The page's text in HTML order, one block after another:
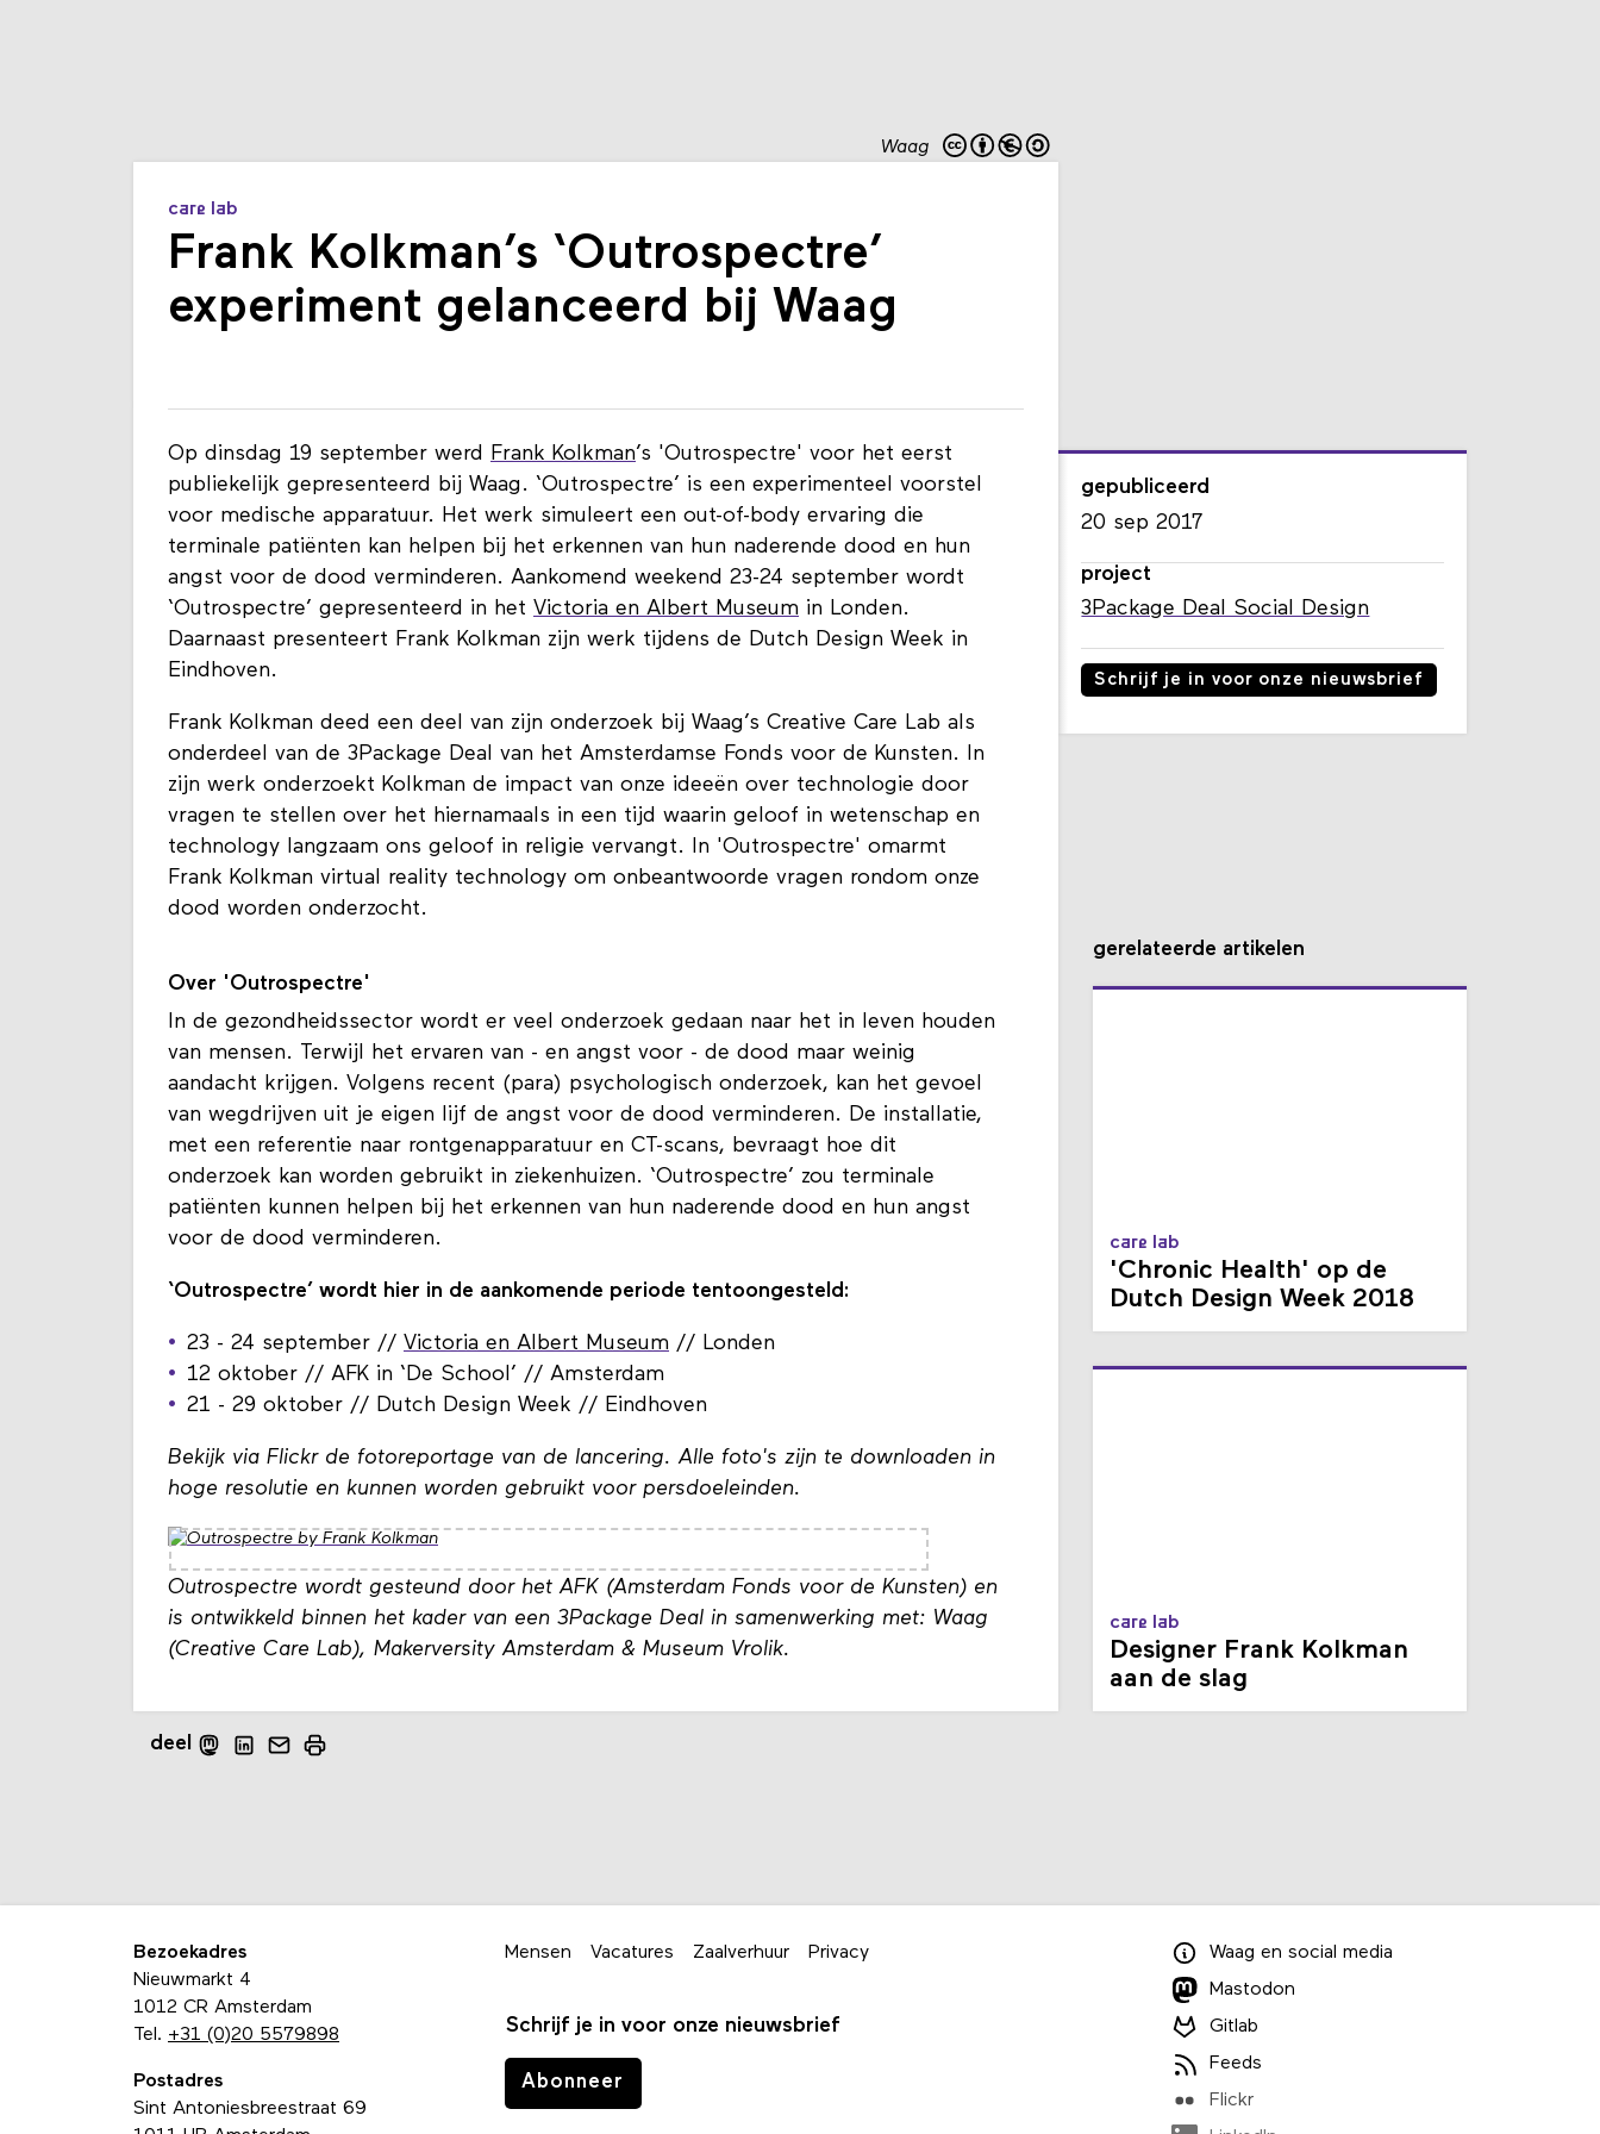
Waag
care lab
Frank Kolkman’s ‘Outrospectre’
experiment gelanceerd bij Waag
Op dinsdag 19 september werd Frank Kolkman’s 'Outrospectre' voor het eerst
publiekelijk gepresenteerd bij Waag. ‘Outrospectre’ is een experimenteel voorstel
voor medische apparatuur. Het werk simuleert een out-of-body ervaring die
terminale patiënten kan helpen bij het erkennen van hun naderende dood en hun
angst voor de dood verminderen. Aankomend weekend 23-24 september wordt
‘Outrospectre’ gepresenteerd in het Victoria en Albert Museum in Londen.
Daarnaast presenteert Frank Kolkman zijn werk tijdens de Dutch Design Week in
Eindhoven.
Frank Kolkman deed een deel van zijn onderzoek bij Waag’s Creative Care Lab als
onderdeel van de 3Package Deal van het Amsterdamse Fonds voor de Kunsten. In
zijn werk onderzoekt Kolkman de impact van onze ideeën over technologie door
vragen te stellen over het hiernamaals in een tijd waarin geloof in wetenschap en
technology langzaam ons geloof in religie vervangt. In 'Outrospectre' omarmt
Frank Kolkman virtual reality technology om onbeantwoorde vragen rondom onze
dood worden onderzocht.
Over 'Outrospectre'
In de gezondheidssector wordt er veel onderzoek gedaan naar het in leven houden
van mensen. Terwijl het ervaren van - en angst voor - de dood maar weinig
aandacht krijgen. Volgens recent (para) psychologisch onderzoek, kan het gevoel
van wegdrijven uit je eigen lijf de angst voor de dood verminderen. De installatie,
met een referentie naar rontgenapparatuur en CT-scans, bevraagt hoe dit
onderzoek kan worden gebruikt in ziekenhuizen. ‘Outrospectre’ zou terminale
patiënten kunnen helpen bij het erkennen van hun naderende dood en hun angst
voor de dood verminderen.
‘Outrospectre’ wordt hier in de aankomende periode tentoongesteld:
23 - 24 september // Victoria en Albert Museum // Londen
12 oktober // AFK in ‘De School’ // Amsterdam
21 - 29 oktober // Dutch Design Week // Eindhoven
Bekijk via Flickr de fotoreportage van de lancering. Alle foto's zijn te downloaden in
hoge resolutie en kunnen worden gebruikt voor persdoeleinden.
Outrospectre wordt gesteund door het AFK (Amsterdam Fonds voor de Kunsten) en
is ontwikkeld binnen het kader van een 3Package Deal in samenwerking met: Waag
(Creative Care Lab), Makerversity Amsterdam & Museum Vrolik.
gepubliceerd
20 sep 2017
project
3Package Deal Social Design
Schrijf je in voor onze nieuwsbrief
deel
gerelateerde artikelen
care lab
'Chronic Health' op de
Dutch Design Week 2018
care lab
Designer Frank Kolkman
aan de slag
Bezoekadres
Nieuwmarkt 4
1012 CR Amsterdam
Tel. +31 (0)20 5579898
Postadres
Sint Antoniesbreestraat 69
Mensen Vacatures Zaalverhuur Privacy
Schrijf je in voor onze nieuwsbrief
Abonneer
Waag en social media
Mastodon
Gitlab
Feeds
Flickr